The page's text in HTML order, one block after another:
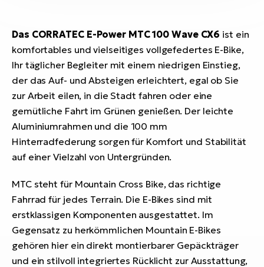
Das CORRATEC E-Power MTC 100 Wave CX6 ist ein
komfortables und vielseitiges vollgefedertes E-Bike,
Ihr täglicher Begleiter mit einem niedrigen Einstieg,
der das Auf- und Absteigen erleichtert, egal ob Sie
zur Arbeit eilen, in die Stadt fahren oder eine
gemütliche Fahrt im Grünen genießen. Der leichte
Aluminiumrahmen und die 100 mm
Hinterradfederung sorgen für Komfort und Stabilität
auf einer Vielzahl von Untergründen.
MTC steht für Mountain Cross Bike, das richtige
Fahrrad für jedes Terrain. Die E-Bikes sind mit
erstklassigen Komponenten ausgestattet. Im
Gegensatz zu herkömmlichen Mountain E-Bikes
gehören hier ein direkt montierbarer Gepäckträger
und ein stilvoll integriertes Rücklicht zur Ausstattung,